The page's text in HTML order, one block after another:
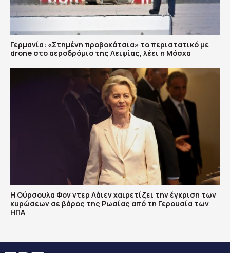
Γερμανία: «Στημένη προβοκάτσια» το περιστατικό με
drone στο αεροδρόμιο της Λειψίας, λέει η Μόσχα
Η Ούρσουλα Φον ντερ Λάιεν χαιρετίζει την έγκριση των
κυρώσεων σε βάρος της Ρωσίας από τη Γερουσία των
ΗΠΑ